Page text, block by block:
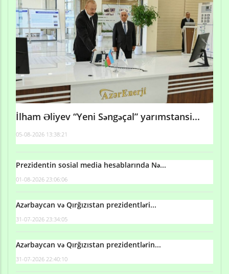
İlham Əliyev “Yeni Səngəçal” yarımstansi...
05-08-2026 13:38:21
Prezidentin sosial media hesablarında Nə...
01-08-2026 23:06:06
Azərbaycan və Qırğızıstan prezidentləri...
31-07-2026 23:34:05
Azərbaycan və Qırğızıstan prezidentlərin...
31-07-2026 22:40:10